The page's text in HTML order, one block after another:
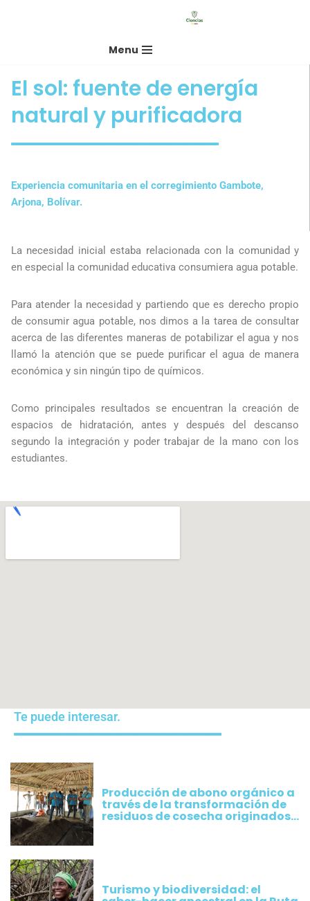
Menu
El sol: fuente de energía
natural y purificadora
Experiencia comunitaria en el corregimiento Gambote,
Arjona, Bolívar.
La necesidad inicial estaba relacionada con la comunidad y
en especial la comunidad educativa consumiera agua potable.
Para atender la necesidad y partiendo que es derecho propio
de consumir agua potable, nos dimos a la tarea de consultar
acerca de las diferentes maneras de potabilizar el agua y nos
llamó la atención que se puede purificar el agua de manera
económica y sin ningún tipo de químicos.
Como principales resultados se encuentran la creación de
espacios de hidratación, antes y después del descanso
segundo la integración y poder trabajar de la mano con los
estudiantes.
Te puede interesar.
Producción de abono orgánico a
través de la transformación de
residuos de cosecha originados
Turismo y biodiversidad: el